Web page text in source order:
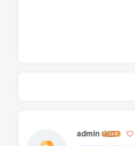
admin